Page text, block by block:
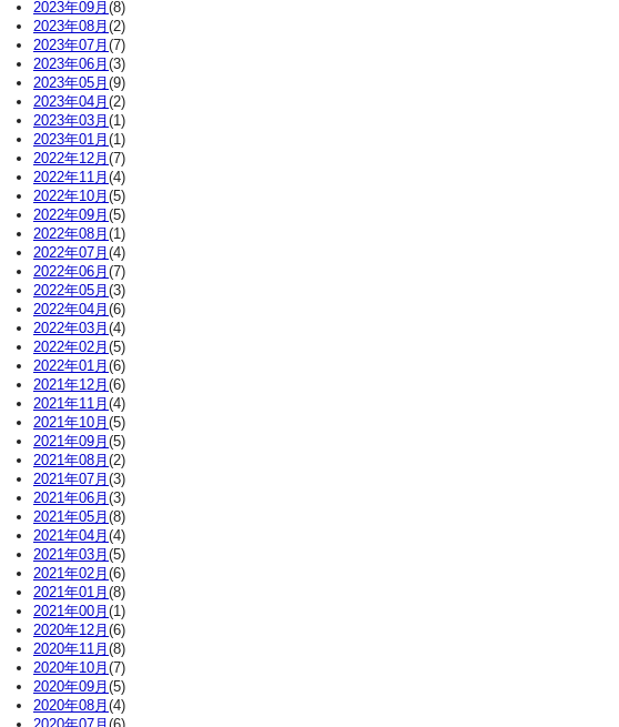
2023年09月 (8)
2023年08月 (2)
2023年07月 (7)
2023年06月 (3)
2023年05月 (9)
2023年04月 (2)
2023年03月 (1)
2023年01月 (1)
2022年12月 (7)
2022年11月 (4)
2022年10月 (5)
2022年09月 (5)
2022年08月 (1)
2022年07月 (4)
2022年06月 (7)
2022年05月 (3)
2022年04月 (6)
2022年03月 (4)
2022年02月 (5)
2022年01月 (6)
2021年12月 (6)
2021年11月 (4)
2021年10月 (5)
2021年09月 (5)
2021年08月 (2)
2021年07月 (3)
2021年06月 (3)
2021年05月 (8)
2021年04月 (4)
2021年03月 (5)
2021年02月 (6)
2021年01月 (8)
2021年00月 (1)
2020年12月 (6)
2020年11月 (8)
2020年10月 (7)
2020年09月 (5)
2020年08月 (4)